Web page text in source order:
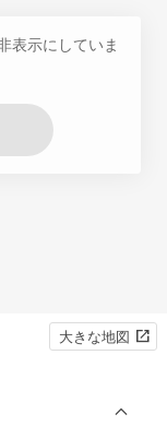
表示にしていま
大きな地図